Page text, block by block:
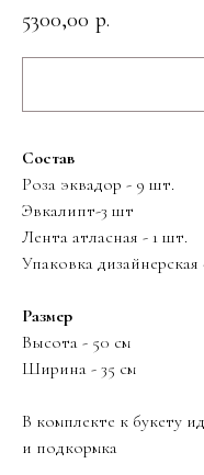
5300,00 р.
Состав
Роза эквадор - 9 шт.
Эвкалипт-3 шт
Лента атласная - 1 шт.
Упаковка дизайнерская
Размер
Высота - 50 см
Ширина - 35 см
В комплекте к букету
и подкормка